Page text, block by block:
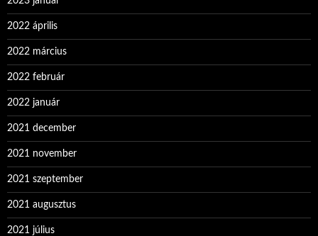
2022 április
2022 március
2022 február
2022 január
2021 december
2021 november
2021 szeptember
2021 augusztus
2021 július